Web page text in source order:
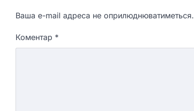
Ваша e-mail адреса не оприлюднюватиметься.
Коментар *